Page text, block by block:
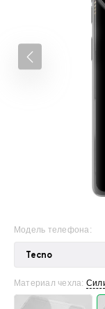
Модель телефона:
Tecno
Материал чехла: